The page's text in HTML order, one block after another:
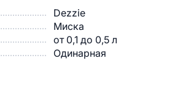
Dezzie
Миска
от 0,1 до 0,5 л
Одинарная